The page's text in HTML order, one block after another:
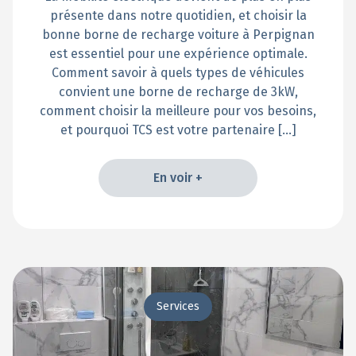
présente dans notre quotidien, et choisir la
bonne borne de recharge voiture à Perpignan
est essentiel pour une expérience optimale.
Comment savoir à quels types de véhicules
convient une borne de recharge de 3kW,
comment choisir la meilleure pour vos besoins,
et pourquoi TCS est votre partenaire […]
En voir +
Services